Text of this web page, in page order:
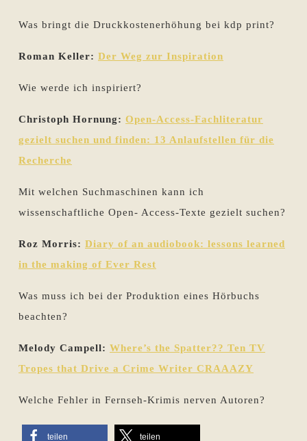
Was bringt die Druckkostenerhöhung bei kdp print?
Roman Keller: Der Weg zur Inspiration
Wie werde ich inspiriert?
Christoph Hornung: Open-Access-Fachliteratur
gezielt suchen und finden: 13 Anlaufstellen für die
Recherche
Mit welchen Suchmaschinen kann ich
wissenschaftliche Open- Access-Texte gezielt suchen?
Roz Morris: Diary of an audiobook: lessons learned
in the making of Ever Rest
Was muss ich bei der Produktion eines Hörbuchs
beachten?
Melody Campell: Where’s the Spatter?? Ten TV
Tropes that Drive a Crime Writer CRAAAZY
Welche Fehler in Fernseh-Krimis nerven Autoren?
teilen teilen